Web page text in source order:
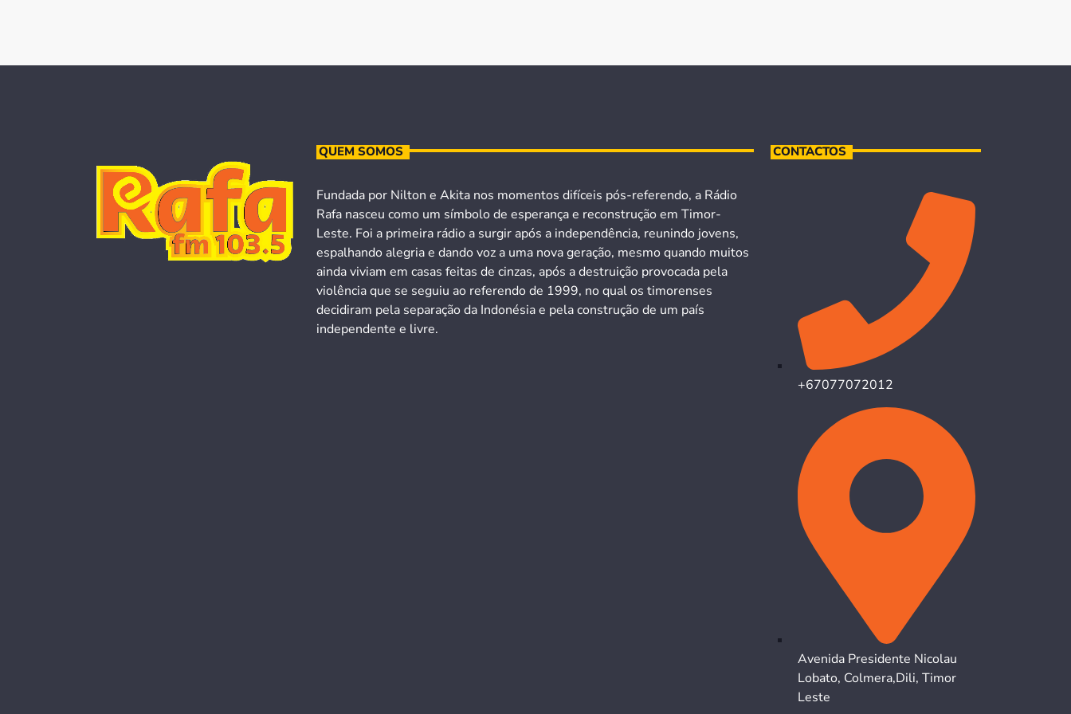
QUEM SOMOS
Fundada por Nilton e Akita nos momentos difíceis pós-referendo, a Rádio
Rafa nasceu como um símbolo de esperança e reconstrução em Timor-
Leste. Foi a primeira rádio a surgir após a independência, reunindo jovens,
espalhando alegria e dando voz a uma nova geração, mesmo quando muitos
ainda viviam em casas feitas de cinzas, após a destruição provocada pela
violência que se seguiu ao referendo de 1999, no qual os timorenses
decidiram pela separação da Indonésia e pela construção de um país
independente e livre.
CONTACTOS
+67077072012
Avenida Presidente Nicolau
Lobato, Colmera,Dili, Timor
Leste